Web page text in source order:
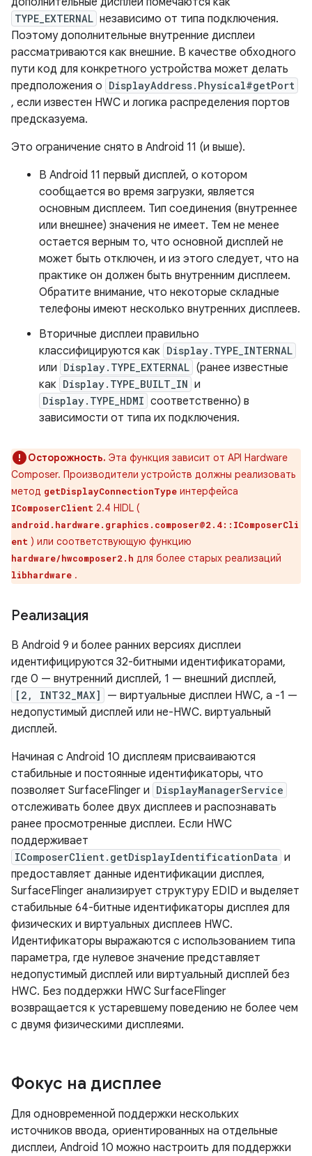
TYPE_EXTERNAL независимо от типа подключения.
Поэтому дополнительные внутренние дисплеи
рассматриваются как внешние. В качестве обходного
пути код для конкретного устройства может делать
предположения о DisplayAddress.Physical#getPort
, если известен HWC и логика распределения портов
предсказуема.
Это ограничение снято в Android 11 (и выше).
В Android 11 первый дисплей, о котором
сообщается во время загрузки, является
основным дисплеем. Тип соединения (внутреннее
или внешнее) значения не имеет. Тем не менее
остается верным то, что основной дисплей не
может быть отключен, и из этого следует, что на
практике он должен быть внутренним дисплеем.
Обратите внимание, что некоторые складные
телефоны имеют несколько внутренних дисплеев.
Вторичные дисплеи правильно
классифицируются как Display.TYPE_INTERNAL
или Display.TYPE_EXTERNAL (ранее известные
как Display.TYPE_BUILT_IN и
Display.TYPE_HDMI соответственно) в
зависимости от типа их подключения.
Осторожность. Эта функция зависит от API Hardware
Composer. Производители устройств должны реализовать
метод getDisplayConnectionType интерфейса
IComposerClient 2.4 HIDL (
android.hardware.graphics.composer@2.4::IComposerCli
ent ) или соответствующую функцию
hardware/hwcomposer2.h для более старых реализаций
libhardware .
Реализация
В Android 9 и более ранних версиях дисплеи
идентифицируются 32-битными идентификаторами,
где 0 — внутренний дисплей, 1 — внешний дисплей,
[2, INT32_MAX]
— виртуальные дисплеи HWC, а -1 —
недопустимый дисплей или не-HWC. виртуальный
дисплей.
Начиная с Android 10 дисплеям присваиваются
стабильные и постоянные идентификаторы, что
позволяет SurfaceFlinger и DisplayManagerService
отслеживать более двух дисплеев и распознавать
ранее просмотренные дисплеи. Если HWC
поддерживает
IComposerClient.getDisplayIdentificationData и
предоставляет данные идентификации дисплея,
SurfaceFlinger анализирует структуру EDID и выделяет
стабильные 64-битные идентификаторы дисплея для
физических и виртуальных дисплеев HWC.
Идентификаторы выражаются с использованием типа
параметра, где нулевое значение представляет
недопустимый дисплей или виртуальный дисплей без
HWC. Без поддержки HWC SurfaceFlinger
возвращается к устаревшему поведению не более чем
с двумя физическими дисплеями.
Фокус на дисплее
Для одновременной поддержки нескольких
источников ввода, ориентированных на отдельные
дисплеи, Android 10 можно настроить для поддержки